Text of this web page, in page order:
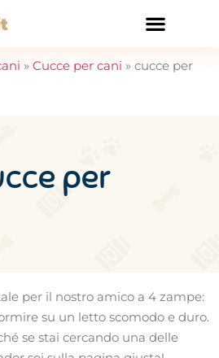
» Cucce per cani » cucce per
per
per il nostro amico a 4 zampe:
su un letto scomodo e duro.
se stai cercando una delle